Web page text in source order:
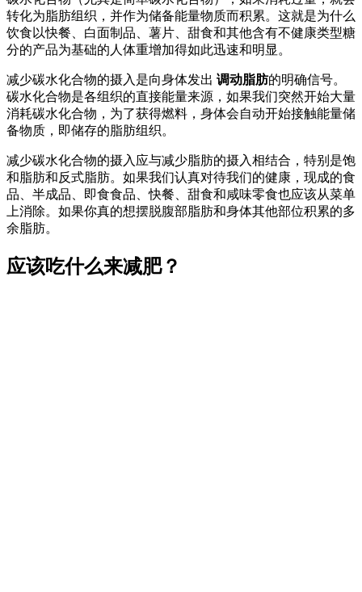
转化为脂肪组织，并作为储备能量物质而积累。这就是为什么
饮食以快餐、白面制品、薯片、甜食和其他含有不健康类型糖
分的产品为基础的人体重增加得如此迅速和明显。
减少碳水化合物的摄入是向身体发出 调动脂肪的明确信号。
碳水化合物是各组织的直接能量来源，如果我们突然开始大量
消耗碳水化合物，为了获得燃料，身体会自动开始接触能量储
备物质，即储存的脂肪组织。
减少碳水化合物的摄入应与减少脂肪的摄入相结合，特别是饱
和脂肪和反式脂肪。如果我们认真对待我们的健康，现成的食
品、半成品、即食食品、快餐、甜食和咸味零食也应该从菜单
上消除。如果你真的想摆脱腹部脂肪和身体其他部位积累的多
余脂肪。
应该吃什么来减肥？